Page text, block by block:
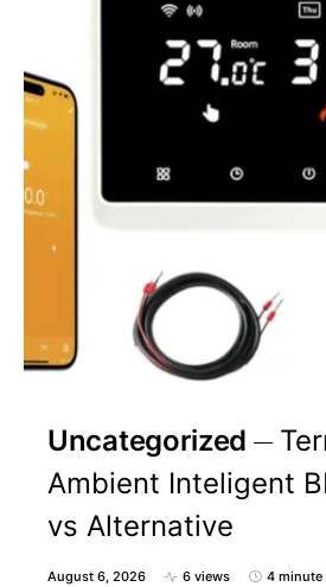
Uncategorized
Ambient Inteligent
vs Alternative
August 6, 2026 6 views 4 minute